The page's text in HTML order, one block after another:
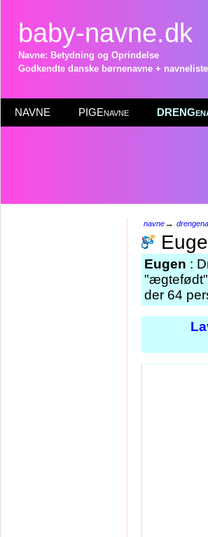
baby-navne.dk
Navne: Betydning og Oprindelse
Godkendte danske børnenavne +
NAVNE PIGEnavne
navne→
Eugen :
der 64